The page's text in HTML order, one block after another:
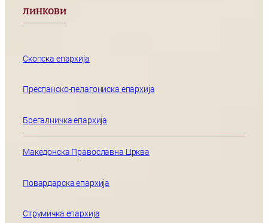
ЛИНКОВИ
Скопска епархија
Преспанско-пелагониска епархија
Брегалничка епархија
Македонска Православна Црква
Повардарска епархија
Струмичка епархија